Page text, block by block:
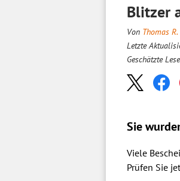
Blitzer
Von Thomas R.
Letzte
Geschätzte
Sie
Viele
Prüfen Sie